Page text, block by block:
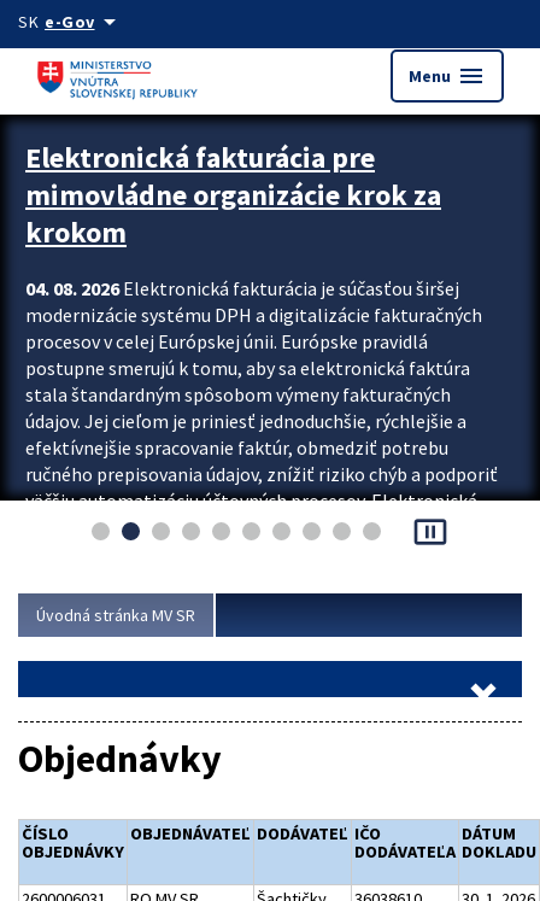
Preskocit na hlavný obsah
SK e-Govarrow_drop_down
Menu menu
Zastavit automatický posun upútavok
Elektronická fakturácia pre
mimovládne organizácie krok za
krokom
04. 08. 2026Elektronická fakturácia je súčasťou širšej
modernizácie systému DPH a digitalizácie fakturačných
procesov v celej Európskej únii. Európske pravidlá
postupne smerujú k tomu, aby sa elektronická faktúra
stala štandardným spôsobom výmeny fakturačných
údajov. Jej cieľom je priniesť jednoduchšie, rýchlejšie a
efektívnejšie spracovanie faktúr, obmedziť potrebu
ručného prepisovania údajov, znížiť riziko chýb a podporiť
väčšiu automatizáciu účtovných procesov. Elektronická
fakturácia preto nepredstavuje...
pause_presentation
Úvodná stránka MV SR
Objednávky
ČÍSLO
OBJEDNÁVKY
OBJEDNÁVATEĽ DODÁVATEĽ IČO
DODÁVATEĽA
DÁTUM
DOKLADU